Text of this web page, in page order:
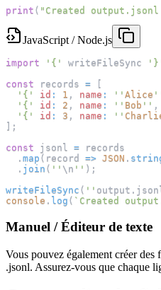
print ( "Created
JavaScript / Node.js
import '{' writeFileSync
const records =
[
'{'
id : 1 , name : '' Alice
'{'
id : 2 , name : '' Bob '' ,
'{'
id : 3 , name : ''
] ;
const jsonl = records
. map ( record => JSON .
. join ( '' \n '' ) ;
writeFileSync ( '' output .
console . log ( ` Created
Manuel / Éditeur de texte
Vous pouvez également créer
.jsonl. Assurez-vous que chaque